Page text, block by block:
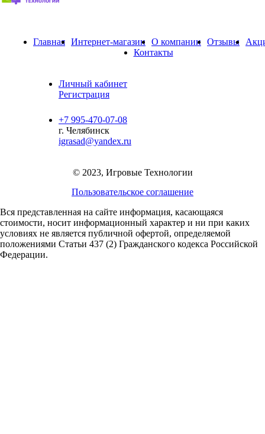
Главная Интернет-магазин О компании Отзывы
Контакты
Личный кабинет
Регистрация
+7 995-470-07-08
г. Челябинск
igrasad@yandex.ru
© 2023, Игровые Технологии
Пользовательское соглашение
Вся представленная на сайте информация, касающаяся
стоимости, носит информационный характер и ни при каких
условиях не является публичной офертой, определяемой
положениями Статьи 437 (2) Гражданского кодекса Российской
Федерации.